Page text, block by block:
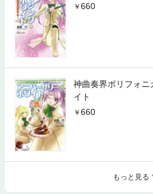
660
神曲奏界ポリフォ
イト
660
もっと見る